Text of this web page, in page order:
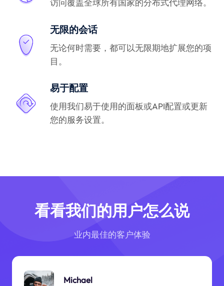
访问覆盖全球所有国家的分布式代理网络。
无限的会话
无论何时需要，都可以无限期地扩展您的项
目。
易于配置
使用我们易于使用的面板或API配置或更新
您的服务设置。
看看我们的用户怎么说
业内最佳的客户体验
Michael